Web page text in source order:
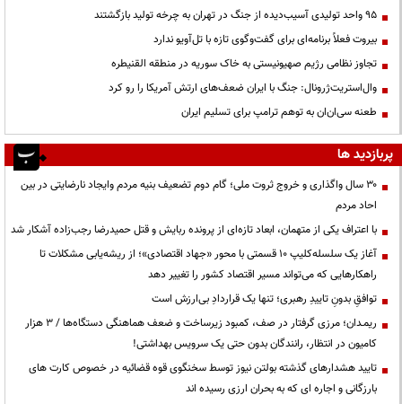
95 واحد تولیدی آسیب‌دیده از جنگ در تهران به چرخه تولید بازگشتند
بیروت فعلاً برنامه‌ای برای گفت‌وگوی تازه با تل‌آویو ندارد
تجاوز نظامی رژیم صهیونیستی به خاک سوریه در منطقه القنیطره
وال‌استریت‌ژرونال: جنگ با ایران ضعف‌های ارتش آمریکا را رو کرد
طعنه سی‌ان‌ان به توهم ترامپ برای تسلیم ایران
پربازدید ها
۳۰ سال واگذاری و خروج ثروت ملی؛ گام دوم تضعیف بنیه مردم وایجاد نارضایتی در بین
احاد مردم
با اعتراف یکی از متهمان، ابعاد تازه‌ای از پرونده ربایش و قتل حمیدرضا رجب‌زاده آشکار شد
آغاز یک سلسله‌کلیپ ۱۰ قسمتی با محور «جهاد اقتصادی»؛ از ریشه‌یابی مشکلات تا
راهکارهایی که می‌تواند مسیر اقتصاد کشور را تغییر دهد
توافقِ بدونِ تاییدِ رهبری؛ تنها یک قراردادِ بی‌ارزش است
ریمـدان؛ مرزی گرفتار در صف، کمبود زیرساخت و ضعف هماهنگی دستگاه‌ها / ۳ هزار
کامیون در انتظار، رانندگان بدون حتی یک سرویس بهداشتی!
تایید هشدارهای گذشته بولتن نیوز توسط سخنگوی قوه قضائیه در خصوص کارت های
بارزگانی و اجاره ای که به بحران ارزی رسیده اند